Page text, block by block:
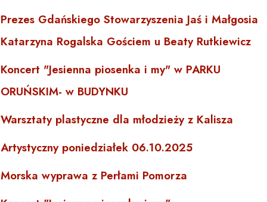
Prezes Gdańskiego Stowarzyszenia Jaś i Małgosia
Katarzyna Rogalska Gościem u Beaty Rutkiewicz
Koncert "Jesienna piosenka i my" w PARKU
ORUŃSKIM- w BUDYNKU
Warsztaty plastyczne dla młodzieży z Kalisza
Artystyczny poniedziałek 06.10.2025
Morska wyprawa z Perłami Pomorza